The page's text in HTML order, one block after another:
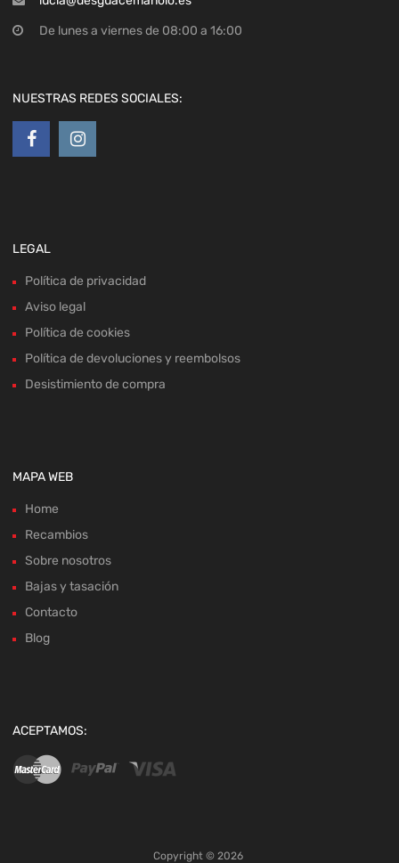
Política de cookies
Política de devoluciones y reembolsos
Desistimiento de compra
Sobre nosotros
Bajas y tasación
Contacto
Blog
Copyright ©